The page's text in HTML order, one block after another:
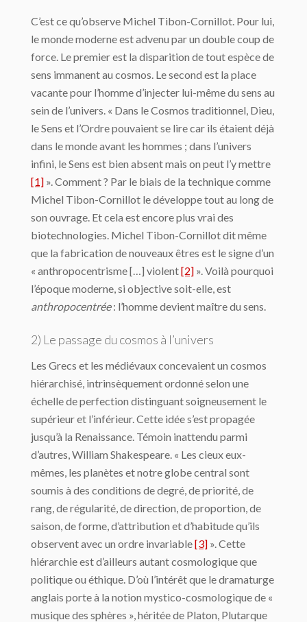
C’est ce qu’observe Michel Tibon-Cornillot. Pour lui,
le monde moderne est advenu par un double coup de
force. Le premier est la disparition de tout espèce de
sens immanent au cosmos. Le second est la place
vacante pour l’homme d’injecter lui-même du sens au
sein de l’univers. « Dans le Cosmos traditionnel, Dieu,
le Sens et l’Ordre pouvaient se lire car ils étaient déjà
dans le monde avant les hommes ; dans l’univers
infini, le Sens est bien absent mais on peut l’y mettre
[1] ». Comment ? Par le biais de la technique comme
Michel Tibon-Cornillot le développe tout au long de
son ouvrage. Et cela est encore plus vrai des
biotechnologies. Michel Tibon-Cornillot dit même
que la fabrication de nouveaux êtres est le signe d’un
« anthropocentrisme […] violent[2] ». Voilà pourquoi
l’époque moderne, si objective soit-elle, est
anthropocentrée: l’homme devient maître du sens.
2) Le passage du cosmos à l’univers
Les Grecs et les médiévaux concevaient un cosmos
hiérarchisé, intrinsèquement or­donné selon une
échelle de perfection distinguant soigneusement le
supérieur et l’infé­rieur. Cette idée s’est propagée
jusqu’à la Renaissance. Témoin inattendu parmi
d’autres, William Shakespeare. « Les cieux eux-
mêmes, les planètes et notre globe cen­tral sont
soumis à des conditions de degré, de priorité, de
rang, de régularité, de direc­tion, de proportion, de
saison, de forme, d’attribution et d’habitude qu’ils
observent avec un ordre invariable[3] ». Cette
hiérarchie est d’ailleurs autant cosmologique que
poli­tique ou éthique. D’où l’intérêt que le dramaturge
anglais porte à la notion mystico-cos­mologique de «
musique des sphères », héritée de Platon, Plutarque